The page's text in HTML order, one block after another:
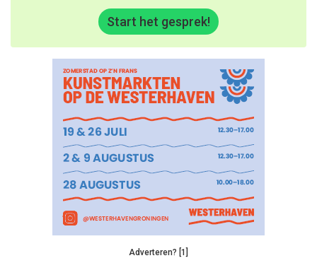
Start het gesprek!
Adverteren? [1]